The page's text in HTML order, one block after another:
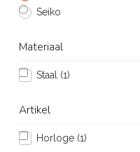
Seiko
Materiaal
Staal (1)
Artikel
Horloge (1)